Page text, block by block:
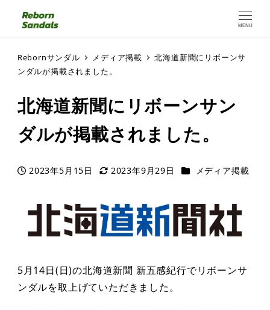
MENU
Rebornサンダル メディア掲載
北海道新聞にリボーンサ
ンダルが掲載されました。
北海道新聞にリボーンサン
ダルが掲載されました。
投稿日
2023年5月15日
更新日
2023年9月29日 カテゴリー
メディア掲載
5月14日(日)の北海道新聞 新五感紀行でリボーンサ
ンダルを取上げていただきました。